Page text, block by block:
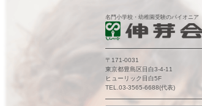
名門小学校・幼稚園受験のパイオニア
〒171-0031
東京都豊島区目白3-4-11
ヒューリック目白5F
TEL.03-3565-6688(代表)